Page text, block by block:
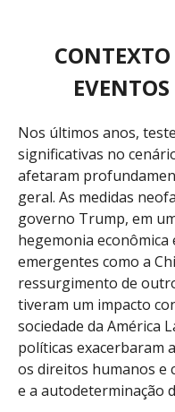
Nos últimos anos,
significativas no
afetaram
geral. As medidas
governo Trump, em
hegemonia
emergentes como a
ressurgimento de
tiveram um impacto
sociedade da América
políticas exacerbaram
os direitos humanos e
e a autodeterminação